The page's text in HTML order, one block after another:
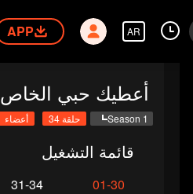
AR
APP
أعطيك حبي الخاص
Season 1 حلقة 34 أعضاء
قائمة التشغيل
01-30
31-34